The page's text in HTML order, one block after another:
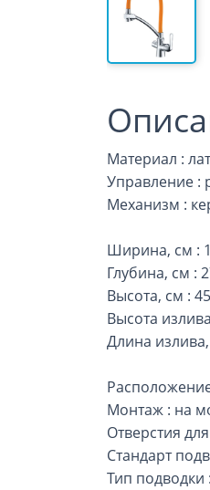
Материал :
Управление :
Механизм :
Ширина, см :
Глубина, см :
Высота, см :
Высота
Длина
Монтаж : на
Отверстия
Стандарт
Тип подводки